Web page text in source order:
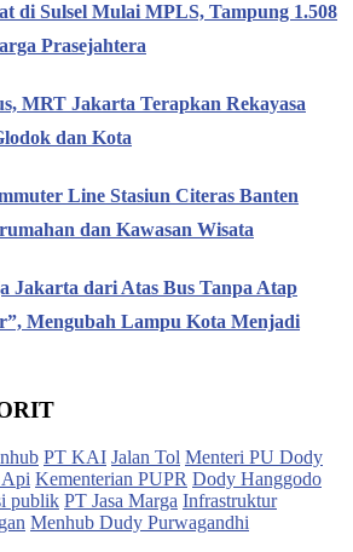
di Sulsel Mulai MPLS, Tampung 1.508
Prasejahtera
MRT Jakarta Terapkan Rekayasa
dan Kota
Line Stasiun Citeras Banten
dan Kawasan Wisata
Jakarta dari Atas Bus Tanpa Atap
Mengubah Lampu Kota Menjadi
PT KAI Jalan Tol Menteri PU Dody
Api Kementerian PUPR Dody Hanggodo
publik PT Jasa Marga Infrastruktur
Menhub Dudy Purwagandhi